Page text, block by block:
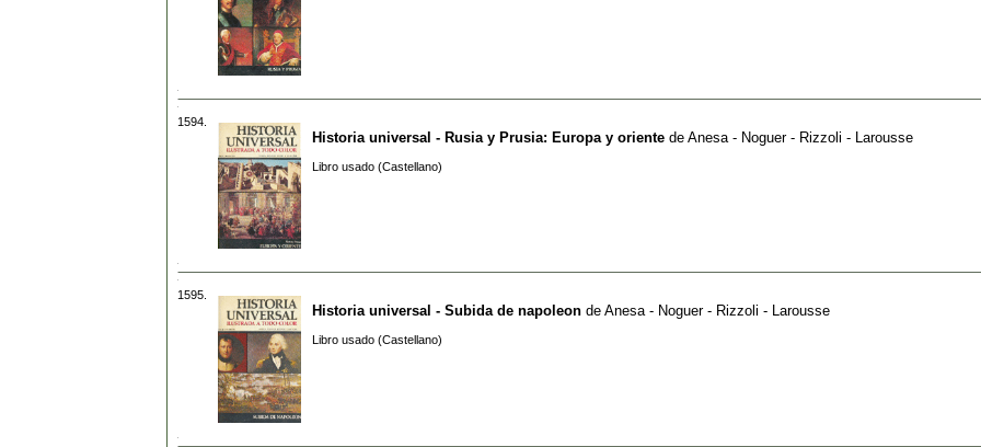
1594.
Historia universal - Rusia y Prusia: Europa y oriente de Anesa - Noguer - Rizzoli - Larousse
Libro usado (Castellano)
1595.
Historia universal - Subida de napoleon de Anesa - Noguer - Rizzoli - Larousse
Libro usado (Castellano)